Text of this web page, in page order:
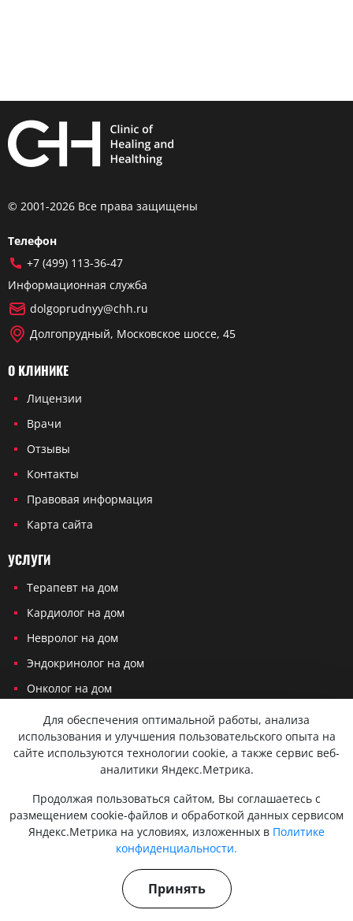
© 2001-2026 Все права защищены
Телефон
+7 (499) 113-36-47
Информационная служба
dolgoprudnyy@chh.ru
Долгопрудный, Московское шоссе, 45
О КЛИНИКЕ
Лицензии
Врачи
Отзывы
Контакты
Правовая информация
Карта сайта
УСЛУГИ
Терапевт на дом
Кардиолог на дом
Невролог на дом
Эндокринолог на дом
Онколог на дом
Хирург на дом
Травматолог на дом
Согласие на обработку персональных данных
Вся представленная на сайте информация не является публичной
офертой и не служит для постановки диагноза и назначения лечения.
Консультации, которые оказываются по телефону, мессенджерам или
в соцсетях не являются медицинскими услугами и несут
исключительно информационный характер. Для сохранения вашей
Для обеспечения оптимальной работы, анализа
использования и улучшения пользовательского опыта на
сайте используются технологии cookie, а также сервис веб-
аналитики Яндекс.Метрика.
Продолжая пользоваться сайтом, Вы соглашаетесь с
размещением cookie-файлов и обработкой данных сервисом
Яндекс.Метрика на условиях, изложенных в Политике
конфиденциальности.
Принять